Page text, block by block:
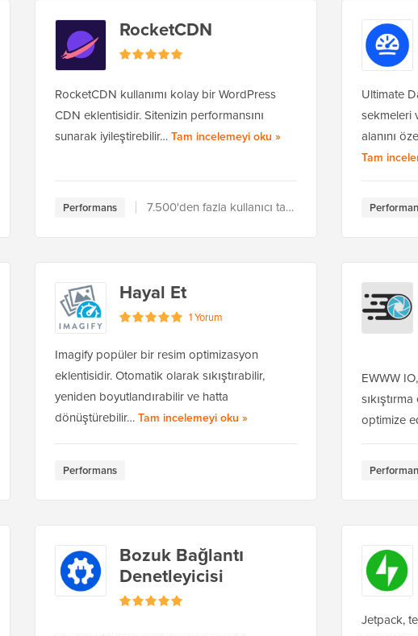
RocketCDN
RocketCDN kullanımı kolay bir WordPress
CDN eklentisidir. Sitenizin performansını
sunarak iyileştirebilir…Tam incelemeyi oku RocketCDN hakkında
»
Performans 7.500'den fazla kullanıcı tarafından kullanılır
Ultimate
sekmeleri
alanını
Tam
Hayal Et
1 Yorum
Imagify popüler bir resim optimizasyon
eklentisidir. Otomatik olarak sıkıştırabilir,
yeniden boyutlandırabilir ve hatta
dönüştürebilir…Tam incelemeyi oku Imagify hakkında
»
Performans
EWWW
optimize
Bozuk Bağlantı
Denetleyicisi
Jetpack,